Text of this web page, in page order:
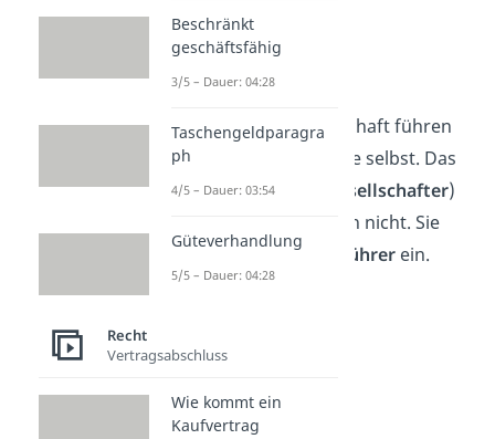
Geschäftsführung
Bei der Personengesellschaft führen
die Inhaber die Geschäfte selbst. Das
machen die Inhaber (
Gesellschafter)
von Kapitalgesellschaften nicht. Sie
setzen einenGeschäftsführer ein.
Dieser erhält ein
Buchführung
Beschränkt
geschäftsfähig
3/5 – Dauer: 04:28
Taschengeldparagra
ph
4/5 – Dauer: 03:54
Güteverhandlung
5/5 – Dauer: 04:28
Recht
Vertragsabschluss
Wie kommt ein
Kaufvertrag